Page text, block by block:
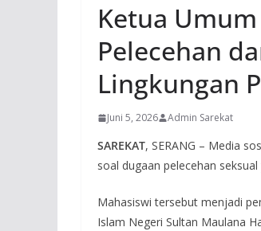
Ketua
Pelecehan
Lingkungan
Juni 5, 2026 Admin Sarekat
SAREKAT, SERANG – Media
soal dugaan pelecehan
Mahasiswi tersebut menjadi
Islam Negeri Sultan Maulana